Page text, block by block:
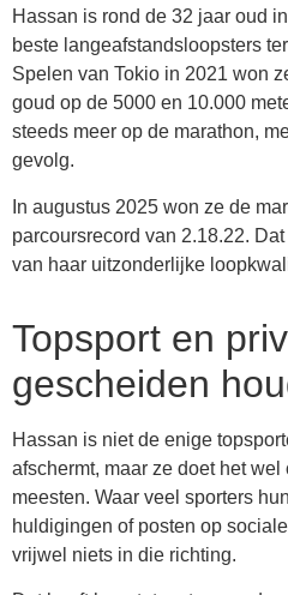
Hassan is rond de 32 jaar oud
beste langeafstandsloopsters
Spelen van Tokio in 2021 won
goud op de 5000 en 10.000
steeds meer op de marathon,
gevolg.
In augustus 2025 won ze de
parcoursrecord van 2.18.22.
van haar uitzonderlijke
Topsport en
gescheiden
Hassan is niet de enige
afschermt, maar ze doet het
meesten. Waar veel sporters
huldigingen of posten op
vrijwel niets in die richting.